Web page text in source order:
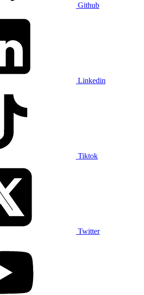
Github
Linkedin
Tiktok
Twitter